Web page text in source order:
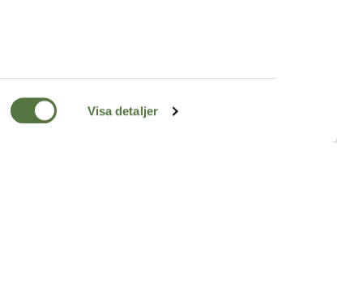
Visa detaljer